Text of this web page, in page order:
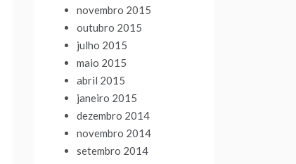
novembro 2015
outubro 2015
julho 2015
maio 2015
abril 2015
janeiro 2015
dezembro 2014
novembro 2014
setembro 2014